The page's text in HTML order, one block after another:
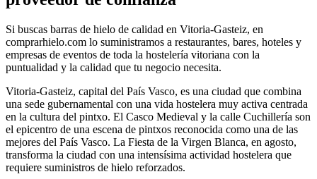
Si buscas barras de hielo de calidad en Vitoria-Gasteiz, en
comprarhielo.com lo suministramos a restaurantes, bares, hoteles y
empresas de eventos de toda la hostelería vitoriana con la
puntualidad y la calidad que tu negocio necesita.
Vitoria-Gasteiz, capital del País Vasco, es una ciudad que combina
una sede gubernamental con una vida hostelera muy activa centrada
en la cultura del pintxo. El Casco Medieval y la calle Cuchillería son
el epicentro de una escena de pintxos reconocida como una de las
mejores del País Vasco. La Fiesta de la Virgen Blanca, en agosto,
transforma la ciudad con una intensísima actividad hostelera que
requiere suministros de hielo reforzados.